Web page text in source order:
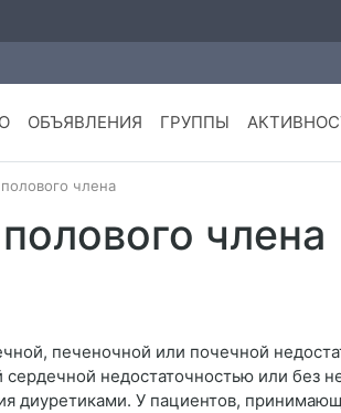
ОБЪЯВЛЕНИЯ ГРУППЫ
члена
члена
печеночной или почечной
сердечной недостаточностью или
диуретиками. У пациентов,